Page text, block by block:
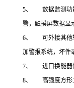
5、 数据监测功
警，触摸屏数据显
6、 可外接其他
加警报系统，坏件
7、 进口换能器陶
8、 高强度方形